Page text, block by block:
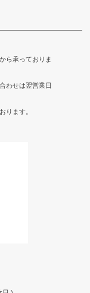
ら承っておりま
わせは翌営業日
ります。